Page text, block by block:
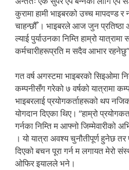
कुरामा हामी भाइबरको उच्च मापदण्ड र
चाहन्छौँ । भाइबरले आज जुन प्रतिष्ठा
ल्याई पुर्याउनका निम्ति हाम्रो
कर्मचारीहरूप्रति म सदैव आभार
गत वर्ष अगस्टमा भाइबरको सिइओमा
कम्पनीसँग गरेको ७ वर्षको यात्रामा
भाइबरलाई प्रयोगकर्ताहरूको थप
योगदान दिएका थिए। “हाम्रो
गर्नका निम्ति म आफ्नो जिम्मेवारीको
। यो यात्रा अवश्य चुनौतीपूर्ण हुनेछ तर
दिएको बचन पूरा गर्न म लगायत मेरो
ओफिर इयालले भने।